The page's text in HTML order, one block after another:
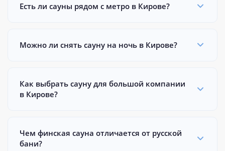
Есть ли сауны рядом с метро в Кирове?
Можно ли снять сауну на ночь в Кирове?
Как выбрать сауну для большой компании
в Кирове?
Чем финская сауна отличается от русской
бани?